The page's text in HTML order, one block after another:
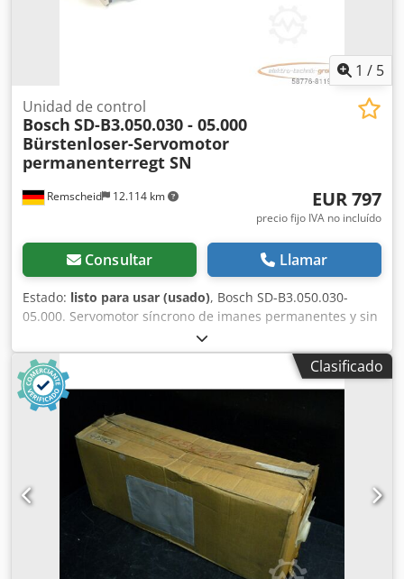
1 / 5
Remscheid 12.114 km
Unidad de control
Bosch SD-B3.050.030 - 05.000
Bürstenloser-Servomotor
permanenterregt SN
EUR 797
precio fijo IVA no incluído
Consultar Llamar
Estado: listo para usar (usado), Bosch SD-B3.050.030-
05.000. Servomotor síncrono de imanes permanentes y sin
escobillas, número de serie, usado, con signos normales
de uso, 100 % funcional. El alcance del suministro se
corresponde con las fotos. Crodpsi D E S Iefx AfpsfClasificado